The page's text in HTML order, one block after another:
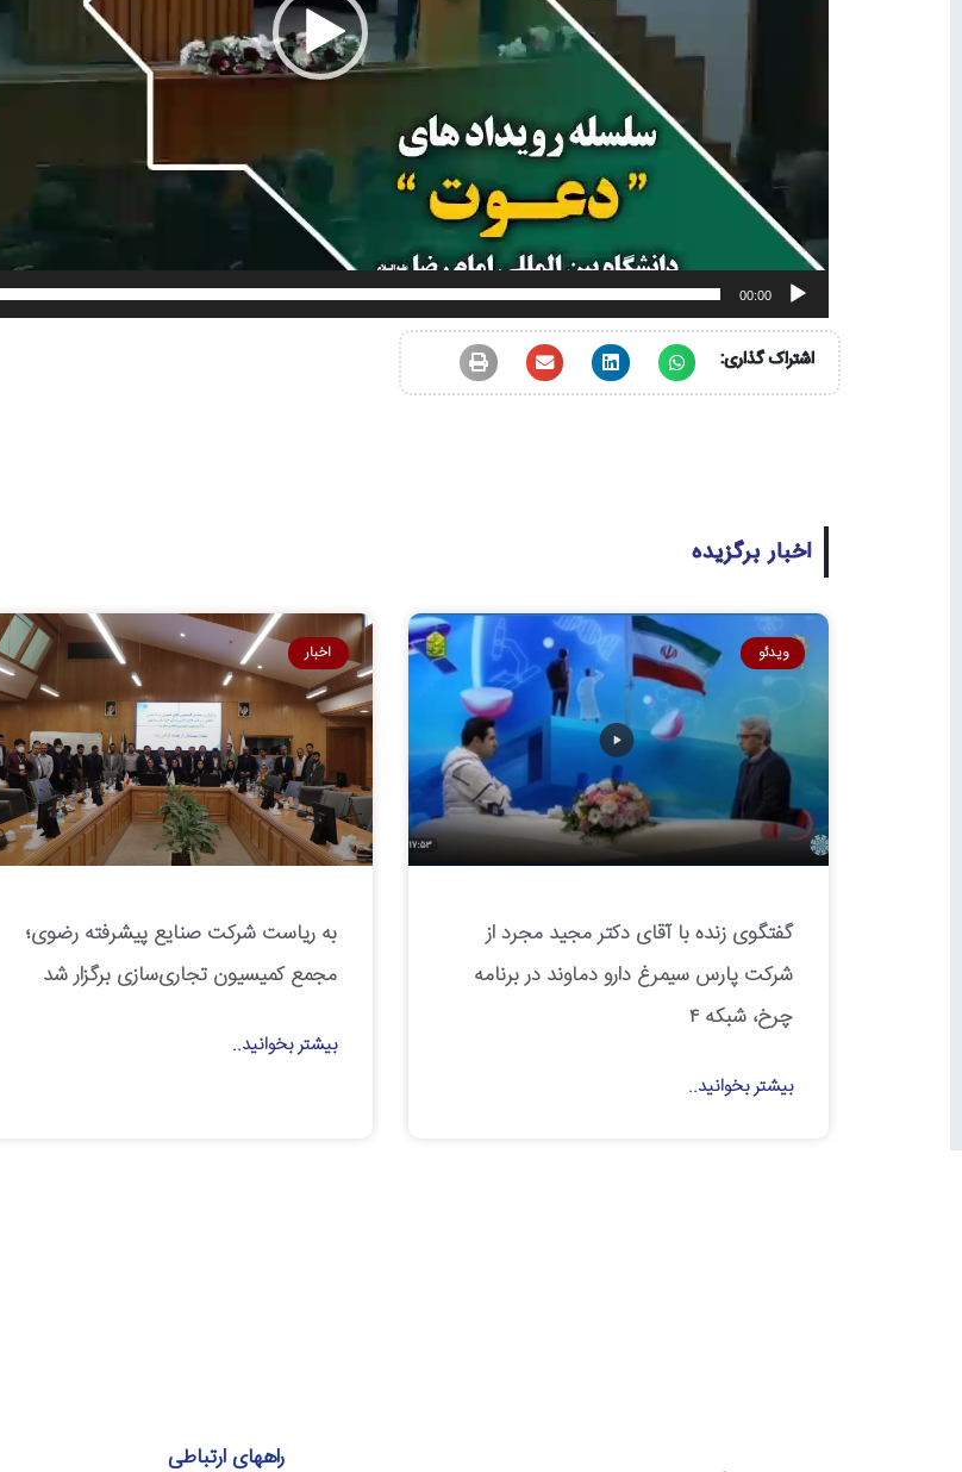
00:00
اشتراک گذاری:
اخبار برگزیده
ویدئو
گفتگوی زنده با آقای دکتر مجید مجرد از
شرکت پارس سیمرغ دارو دماوند در برنامه
چرخ، شبکه ۴
بیشتر بخوانید..
اخبار
به ریاست شرکت صنایع پیشرفته رضوی؛
مجمع کمیسیون تجاری‌سازی برگزار شد
بیشتر بخوانید..
راههای ارتباطی